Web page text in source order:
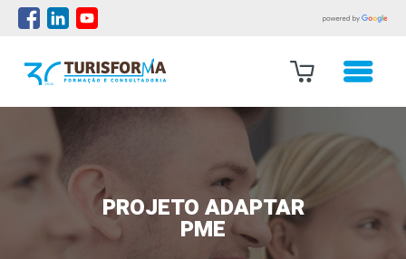
PROJETO ADAPTAR
PME